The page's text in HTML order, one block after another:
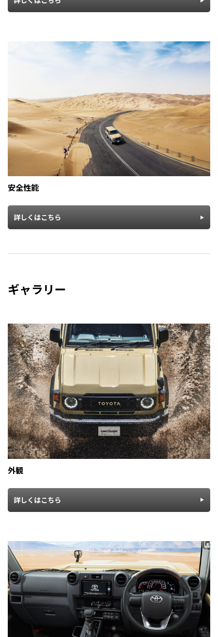
安全性能
詳しくはこちら
ギャラリー
外観
詳しくはこちら